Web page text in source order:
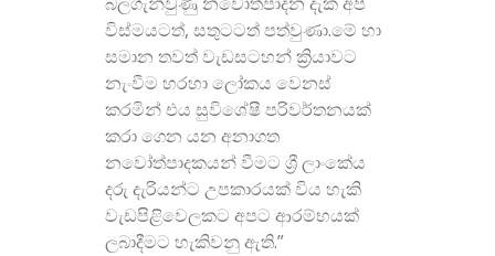
විස්මයටත්, සතුටටත් පත්වුණා.මේ හා
සමාන තවත් වැඩසටහන් ක්‍රියාවට
නැංවීම හරහා ලෝකය වෙනස්
කරමින් එය සුවිශේෂී පරිවර්තනයක්
කරා ගෙන යන අනාගත
නවෝත්පාදකයන් වීමට ශ්‍රී ලාංකේය
දරු දැරියන්ට උපකාරයක් විය හැකි
වැඩපිළිවෙලකට අපට ආරම්භයක්
ලබාදීමට හැකිවනු ඇති.”